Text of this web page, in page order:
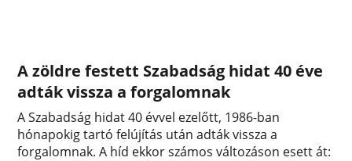
A zöldre festett Szabadság hidat 40 éve
adták vissza a forgalomnak
A Szabadság hidat 40 évvel ezelőtt, 1986-ban
hónapokig tartó felújítás után adták vissza a
forgalomnak. A híd ekkor számos változáson esett át: